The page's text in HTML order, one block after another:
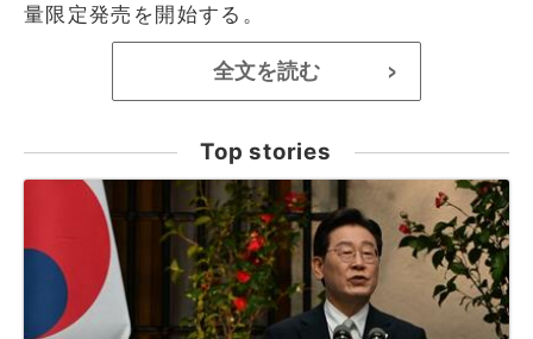
量限定発売を開始する。
全文を読む >
Top stories